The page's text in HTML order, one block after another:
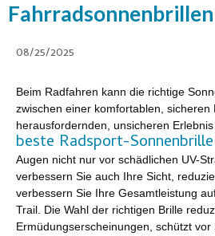
Fahrradsonnenbrillen
08/25/2025
Beim Radfahren kann die richtige
zwischen einer komfortablen, sicheren
herausfordernden, unsicheren
beste Radsport-
Augen nicht nur vor schädlichen UV-
verbessern Sie auch Ihre Sicht,
verbessern Sie Ihre Gesamtleistung
Trail. Die Wahl der richtigen Brille
Ermüdungserscheinungen, schützt